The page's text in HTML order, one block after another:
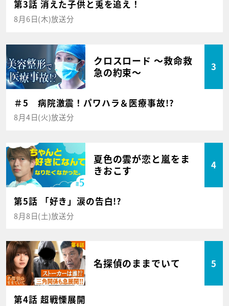
第3話 消えた子供と兎を追え！
8月6日(木)放送分
クロスロード ～救命救
急の約束～
3
＃5 病院激震！パワハラ＆医療事故!?
8月4日(火)放送分
夏色の雲が恋と嵐をま
きおこす
4
第5話 「好き」涙の告白!?
8月8日(土)放送分
名探偵のままでいて 5
第4話 超戦慄展開